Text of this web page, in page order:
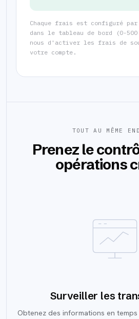
Chaque frais est configuré
dans le tableau de bord (0-500
nous d'activer les frais de
votre compte.
TOUT AU MÊME
Prenez le
opérations
Surveiller les
Obtenez des informations en